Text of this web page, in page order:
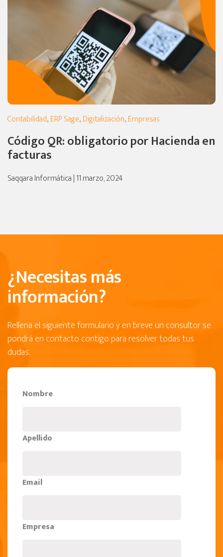
Contabilidad,ERP Sage,Digitalización,Empresas
Código QR: obligatorio por Hacienda en
facturas
Saqqara Informática | 11 marzo, 2024
¿Necesitas más
información?
Rellena el siguiente formulario y en breve un consultor se
pondrá en contacto contigo para resolver todas tus
dudas.
Nombre
Apellido
Email
Empresa